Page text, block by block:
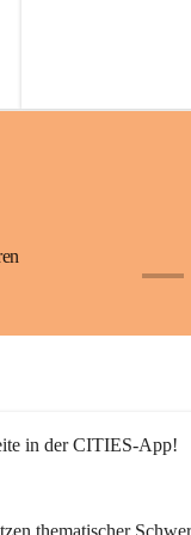
in der CITIES-App!
thematischer